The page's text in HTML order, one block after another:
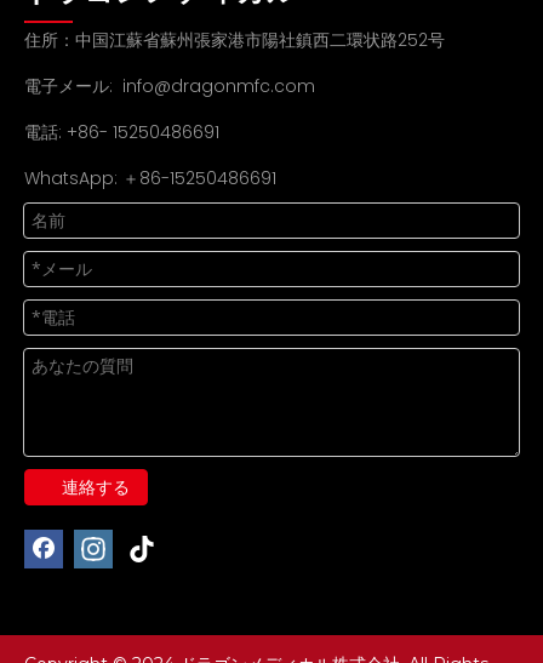
住所：中国江蘇省蘇州張家港市陽社鎮西二環状路252号
電子メール: info@dragonmfc.com
電話: +86- 15250486691
WhatsApp: ＋86-15250486691
連絡する